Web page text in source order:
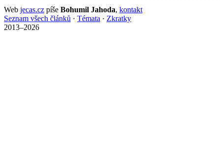
Web jecas.cz píše Bohumil Jahoda, kontakt
Seznam všech článků · Témata · Zkratky
2013–2026